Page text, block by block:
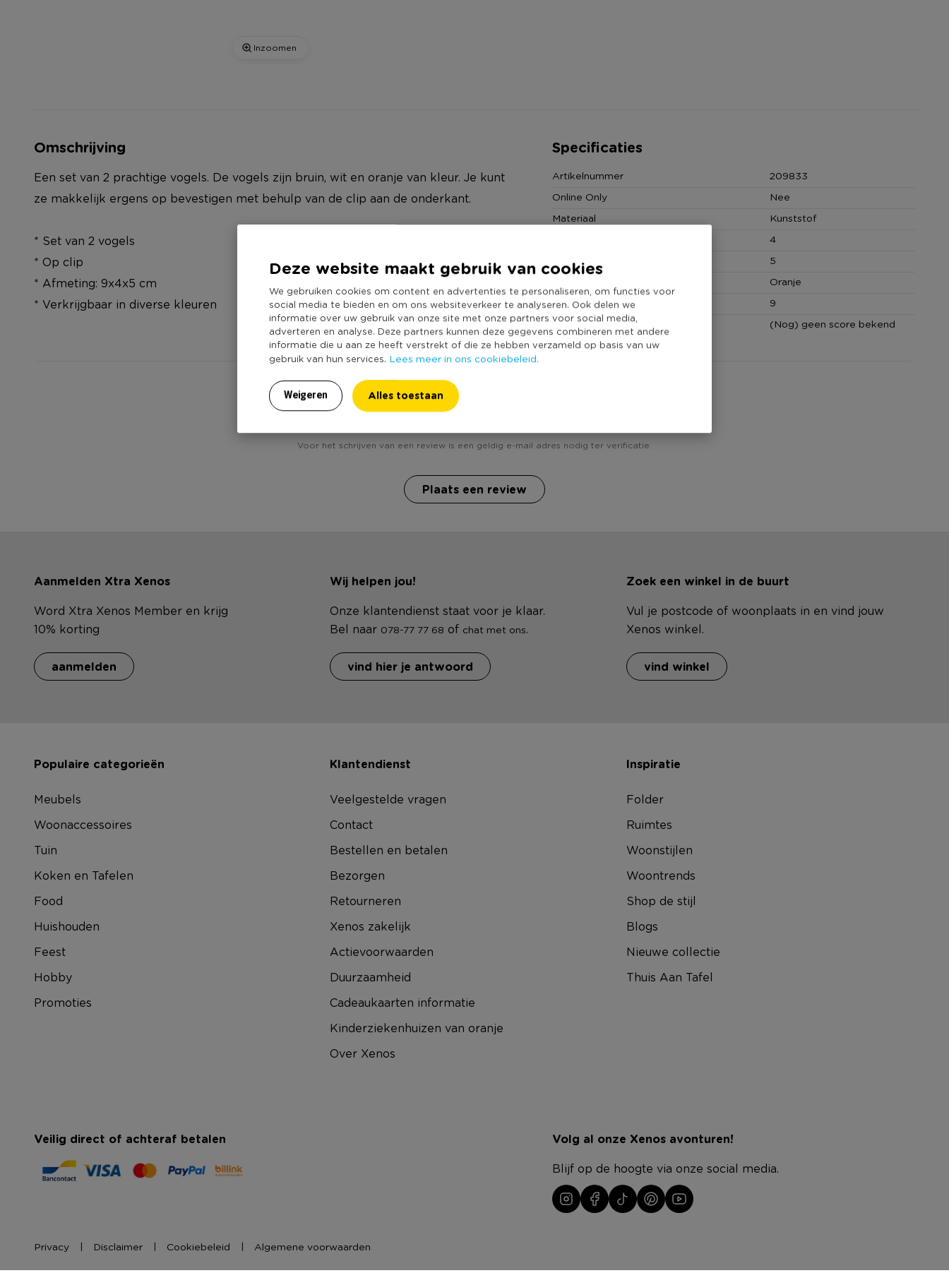
Deze website maakt gebruik van cookies
We gebruiken cookies om content en advertenties te personaliseren, om functies voor
social media te bieden en om ons websiteverkeer te analyseren. Ook delen we
informatie over uw gebruik van onze site met onze partners voor social media,
adverteren en analyse. Deze partners kunnen deze gegevens combineren met andere
informatie die u aan ze heeft verstrekt of die ze hebben verzameld op basis van uw
gebruik van hun services. Lees meer in ons cookiebeleid.
Weigeren Alles toestaan
Inzoomen
Omschrijving
Een set van 2 prachtige vogels. De vogels zijn bruin, wit en oranje van kleur. Je kunt
ze makkelijk ergens op bevestigen met behulp van de clip aan de onderkant.
* Set van 2 vogels
* Op clip
* Afmeting: 9x4x5 cm
* Verkrijgbaar in diverse kleuren
Specificaties
Artikelnummer
209833
Online Only
Nee
Materiaal
Kunststof
4
Producthoogte (cm)
5
Oranje
Productlengte (cm)
9
Duurzaamheidsscore
(Nog) geen score bekend
Heb jij Vogeltjes set van 2 - oranje? Schrijf een review!
Voor het schrijven van een review is een geldig e-mail adres nodig ter verificatie.
Plaats een review
Aanmelden Xtra Xenos
Word Xtra Xenos Member en krijg
10% korting
aanmelden
Wij helpen jou!
Onze klantendienst staat voor je klaar.
Bel naar 078-77 77 68 of chat met ons.
vind hier je antwoord
Zoek een winkel in de buurt
Vul je postcode of woonplaats in en vind jouw
Xenos winkel.
vind winkel
Populaire categorieën
Meubels
Woonaccessoires
Tuin
Koken en Tafelen
Food
Huishouden
Feest
Hobby
Promoties
Klantendienst
Veelgestelde vragen
Contact
Bestellen en betalen
Bezorgen
Retourneren
Xenos zakelijk
Actievoorwaarden
Duurzaamheid
Cadeaukaarten informatie
Kinderziekenhuizen van oranje
Over Xenos
Inspiratie
Folder
Ruimtes
Woonstijlen
Woontrends
Shop de stijl
Blogs
Nieuwe collectie
Thuis Aan Tafel
Veilig direct of achteraf betalen Volg al onze Xenos avonturen!
Blijf op de hoogte via onze social media.
Privacy Disclaimer Cookiebeleid Algemene voorwaarden